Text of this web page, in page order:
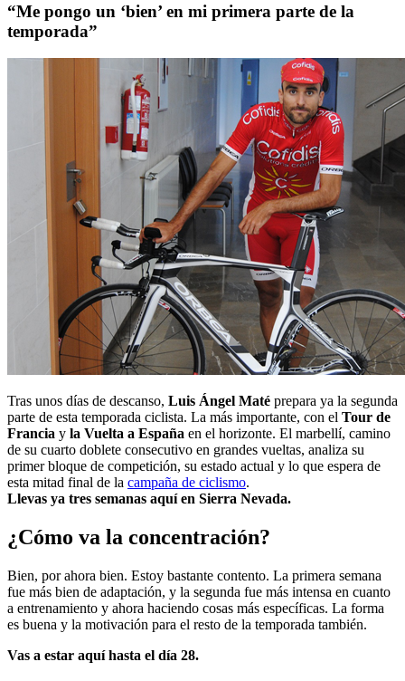
“Me pongo un ‘bien’ en mi primera parte de la
temporada”
Tras unos días de descanso, Luis Ángel Maté prepara ya la segunda
parte de esta temporada ciclista. La más importante, con el Tour de
Francia y la Vuelta a España en el horizonte. El marbellí, camino
de su cuarto doblete consecutivo en grandes vueltas, analiza su
primer bloque de competición, su estado actual y lo que espera de
esta mitad final de la campaña de ciclismo.
Llevas ya tres semanas aquí en Sierra Nevada.
¿Cómo va la concentración?
Bien, por ahora bien. Estoy bastante contento. La primera semana
fue más bien de adaptación, y la segunda fue más intensa en cuanto
a entrenamiento y ahora haciendo cosas más específicas. La forma
es buena y la motivación para el resto de la temporada también.
Vas a estar aquí hasta el día 28.